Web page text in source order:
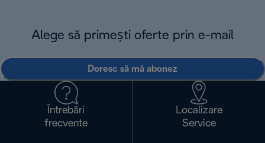
Alege să primești oferte prin e-mail
Doresc să mă abonez
Întrebări
frecvente
Localizare
Service